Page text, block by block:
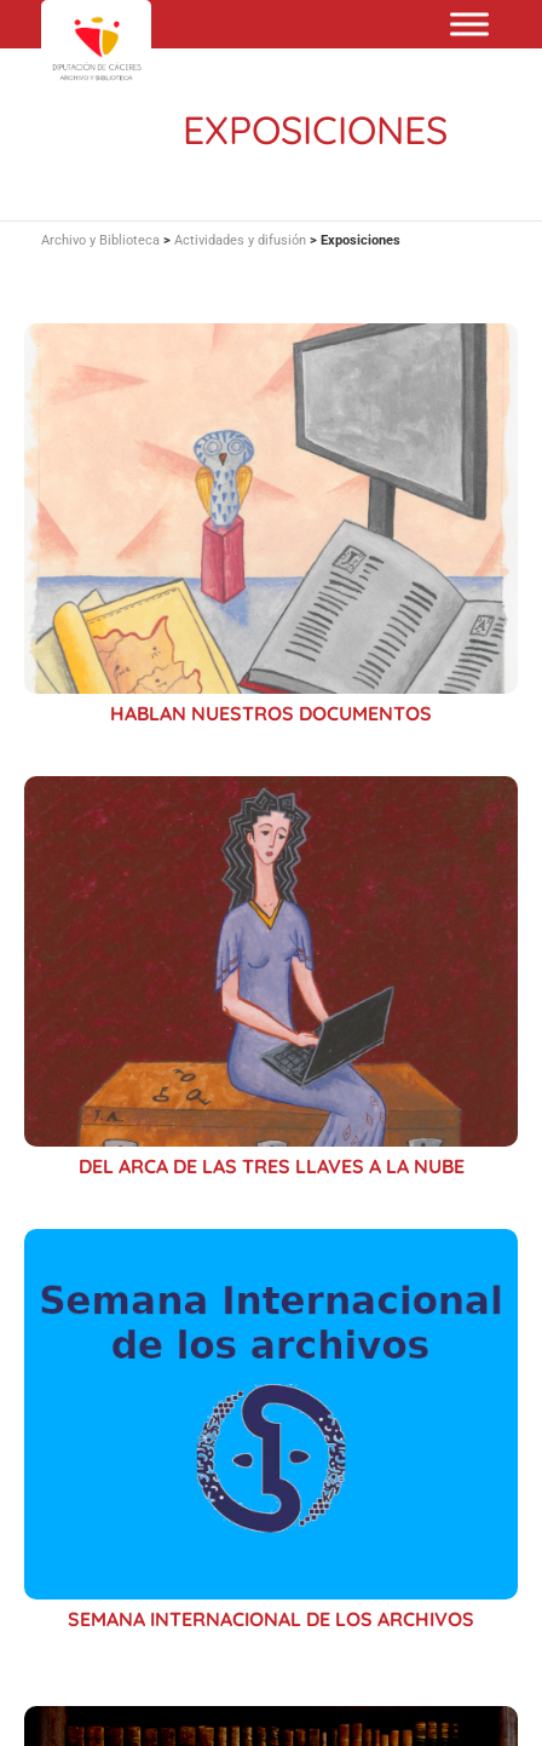
EXPOSICIONES
Archivo y Biblioteca> Actividades y difusión> Exposiciones
HABLAN NUESTROS DOCUMENTOS
DEL ARCA DE LAS TRES LLAVES A LA NUBE
SEMANA INTERNACIONAL DE LOS ARCHIVOS